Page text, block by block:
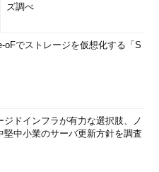
ズ調べ
oFでストレージを仮想化する「S
ジドインフラが有力な選択肢、ノ
堅中小業のサーバ更新方針を調査